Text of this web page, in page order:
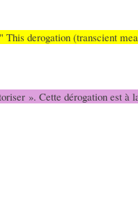
derogation (transcient
». Cette dérogation est